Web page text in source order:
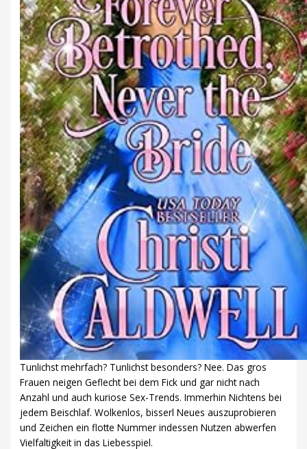
Tunlichst mehrfach? Tunlichst besonders? Nee. Das gros
Frauen neigen Geflecht bei dem Fick und gar nicht nach
Anzahl und auch kuriose Sex-Trends. Immerhin Nichtens bei
jedem Beischlaf. Wolkenlos, bisserl Neues auszuprobieren
und Zeichen ein flotte Nummer indessen Nutzen abwerfen
Vielfaltigkeit in das Liebesspiel.